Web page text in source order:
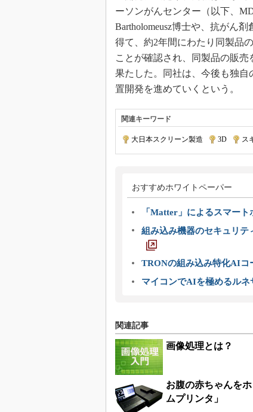
ーソンがんセンター（以下、
Bartholomeusz博士や、抗がん
得て、約2年間にわたり同製品
ことが確認され、同製品の販
果たした。同社は、今後も独
置開発を進めていくという。
関連キーワード
大日本スクリーン製造 3D ス
おすすめホワイトペーパー
「Matter」によるスマー
組み込み機器のセキュリ
TRONの組み込み特化AIコ
マイコンでAIを極めるル
関連記事
画像処理とは？
お腹の赤ちゃんを
ムプリンタ」